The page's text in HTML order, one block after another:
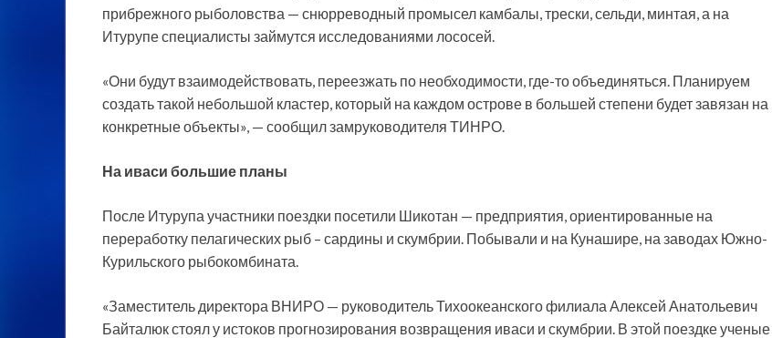
прибрежного рыболовства — снюрреводный промысел камбалы, трески, сельди, минтая, а на
Итурупе специалисты займутся исследованиями лососей.
«Они будут взаимодействовать, переезжать по необходимости, где-то объединяться. Планируем
создать такой небольшой кластер, который на каждом острове в большей степени будет завязан на
конкретные объекты», — сообщил замруководителя ТИНРО.
На иваси большие планы
После Итурупа участники поездки посетили Шикотан — предприятия, ориентированные на
переработку пелагических рыб – сардины и скумбрии. Побывали и на Кунашире, на заводах Южно-
Курильского рыбокомбината.
«Заместитель директора ВНИРО — руководитель Тихоокеанского филиала Алексей Анатольевич
Байталюк стоял у истоков прогнозирования возвращения иваси и скумбрии. В этой поездке ученые